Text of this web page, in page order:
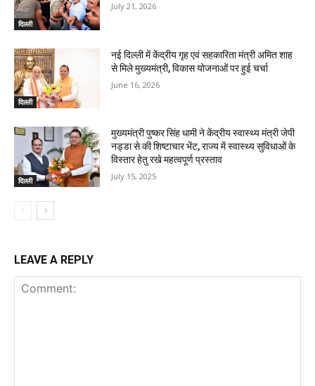
दिल्ली
July 21, 2026
दिल्ली
नई दिल्ली में केंद्रीय गृह एवं सहकारिता मंत्री अमित शाह
से मिले मुख्यमंत्री, विकास योजनाओं पर हुई चर्चा
June 16, 2026
दिल्ली
मुख्यमंत्री पुष्कर सिंह धामी ने केंद्रीय स्वास्थ्य मंत्री जेपी
नड्डा से की शिष्टाचार भेंट, राज्य में स्वास्थ्य सुविधाओं के
विस्तार हेतु रखे महत्वपूर्ण प्रस्ताव
July 15, 2025
LEAVE A REPLY